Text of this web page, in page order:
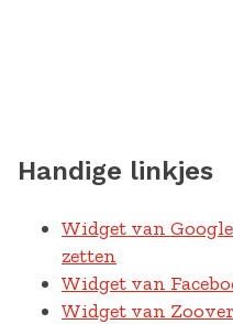
Handige linkjes
Widget van
zetten
Widget van
Widget van